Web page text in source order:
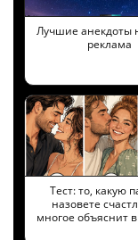
Лучшие анекдоты
реклама
Тест: то, какую
назовете
многое объяснит